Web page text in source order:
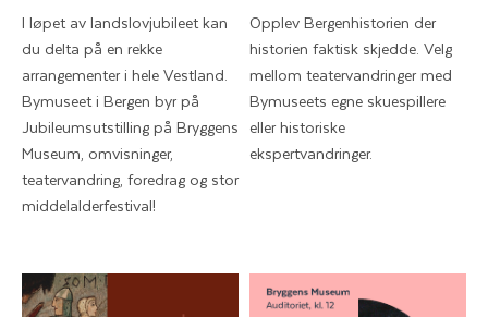
I løpet av landslovjubileet kan
du delta på en rekke
arrangementer i hele Vestland.
Bymuseet i Bergen byr på
Jubileumsutstilling på Bryggens
Museum, omvisninger,
teatervandring, foredrag og stor
middelalderfestival!
Opplev Bergenhistorien der
historien faktisk skjedde. Velg
mellom teatervandringer med
Bymuseets egne skuespillere
eller historiske
ekspertvandringer.